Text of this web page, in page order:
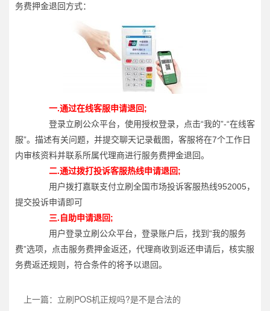
务费押金退回方式：
一.通过在线客服申请退回;
登录立刷公众平台，使用授权登录，点击“我的”-“在线客
服”。描述有关问题，并提交聊天记录截图，客服将在7个工作日
内审核资料并联系所属代理商进行服务费押金退回。
二.通过拨打投诉客服热线申请退回;
用户拨打嘉联支付立刷全国市场投诉客服热线952005，
提交投诉申请即可
三.自助申请退回;
用户登录立刷公众平台，登录账户后，找到“我的服务
费”选项，点击服务费押金返还，代理商收到返还申请后，核实服
务费返还规则，符合条件的将予以退回。
上一篇：立刷POS机正规吗?是不是合法的